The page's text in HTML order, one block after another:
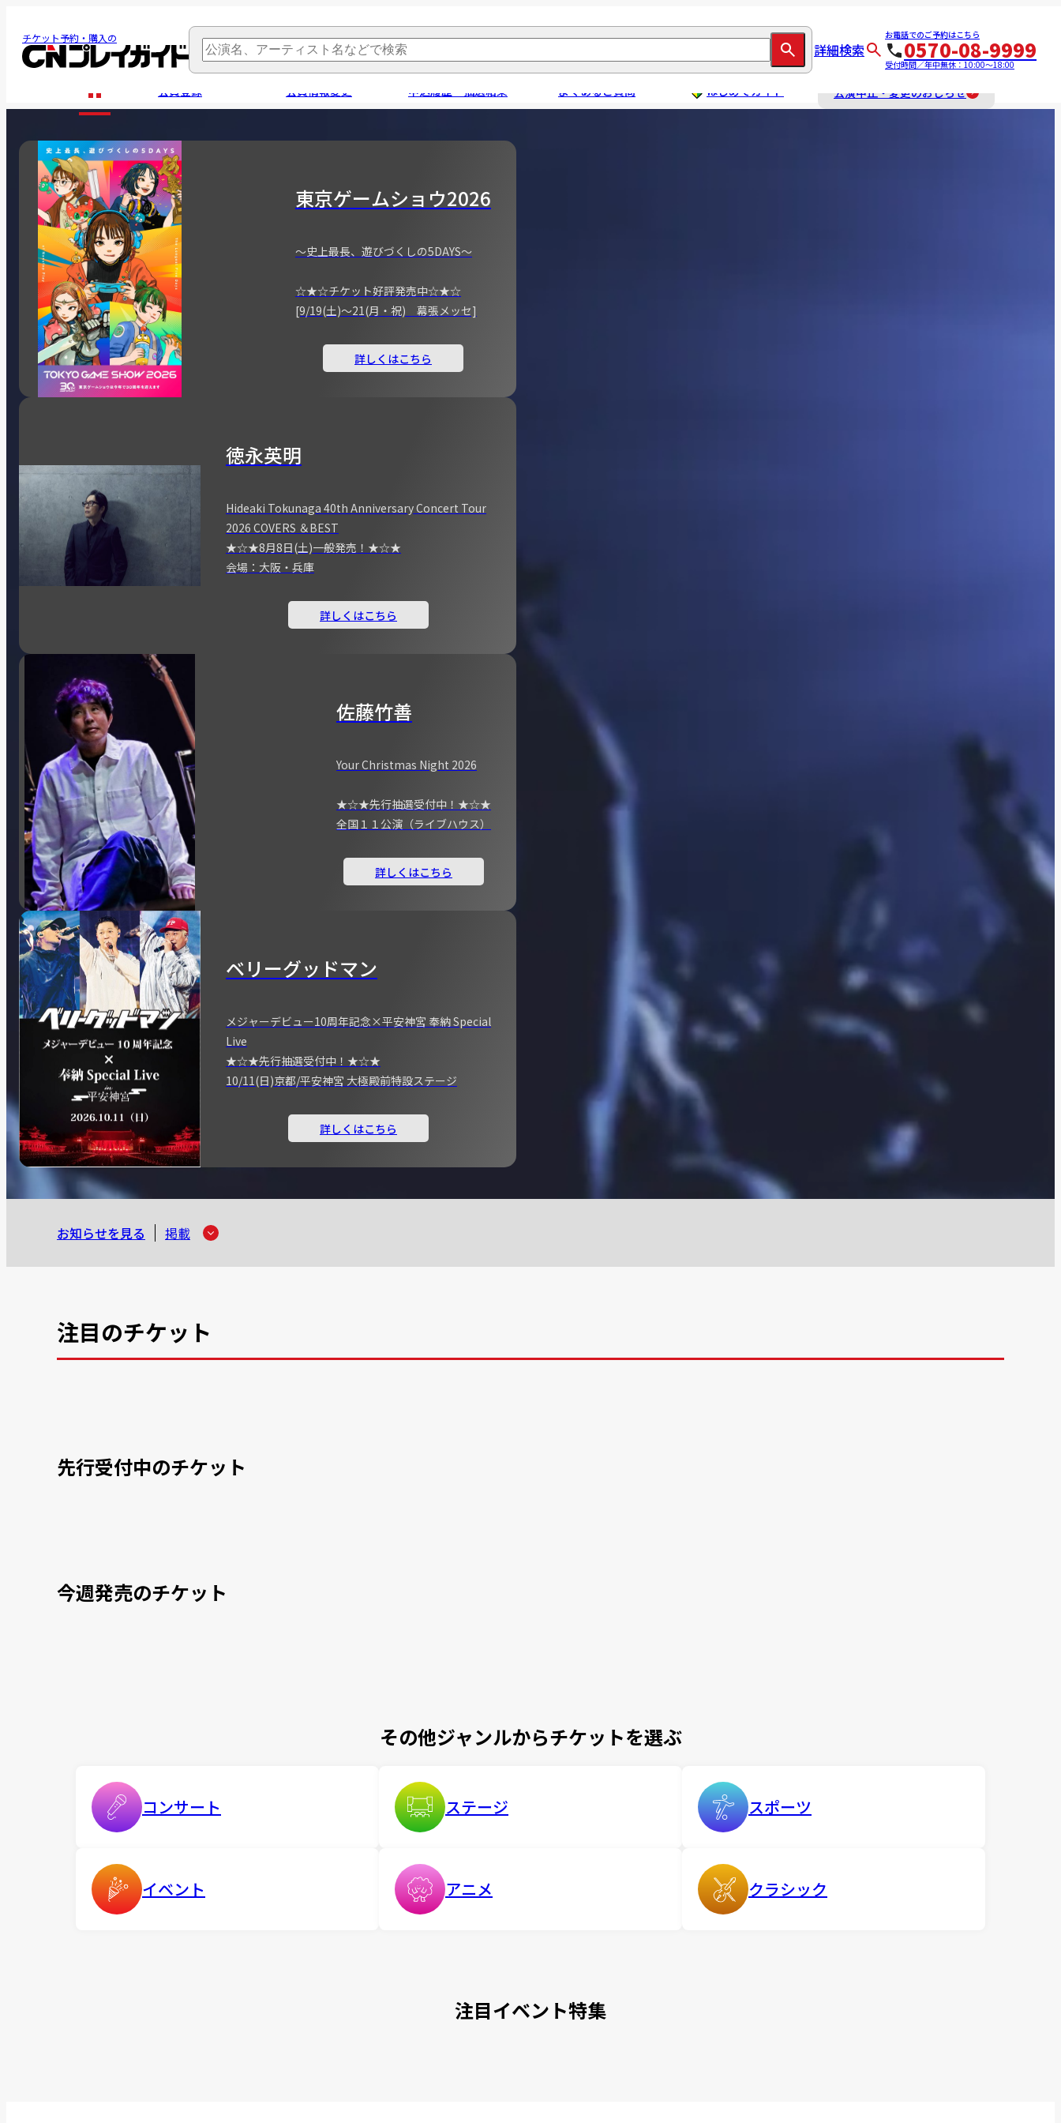
チケット予約・購入の
詳細検索
お電話でのご予約はこちら
0570-08-9999
受付時間／年中無休：10:00～18:00
会員登録 会員情報変更 申込履歴・抽選結果 よくあるご質問 はじめてガイド 公演中止・変更のおしらせ
東京ゲームショウ2026
～史上最長、遊びづくしの5DAYS～
☆★☆チケット好評発売中☆★☆
[9/19(土)～21(月・祝) 幕張メッセ]
詳しくはこちら
徳永英明
Hideaki Tokunaga 40th Anniversary Concert Tour
2026 COVERS ＆BEST
★☆★8月8日(土)一般発売！★☆★
会場：大阪・兵庫
詳しくはこちら
佐藤竹善
Your Christmas Night 2026
★☆★先行抽選受付中！★☆★
全国１１公演（ライブハウス）
詳しくはこちら
ベリーグッドマン
メジャーデビュー10周年記念×平安神宮 奉納 Special
Live
★☆★先行抽選受付中！★☆★
10/11(日)京都/平安神宮 大極殿前特設ステージ
詳しくはこちら
お知らせを見る 掲載
注目のチケット
先行受付中のチケット
今週発売のチケット
その他ジャンルからチケットを選ぶ
コンサート ステージ スポーツ
イベント アニメ クラシック
注目イベント特集